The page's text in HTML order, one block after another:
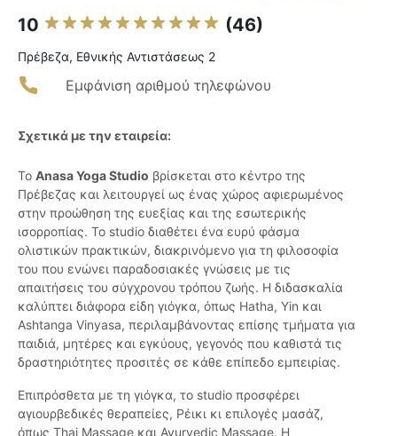
10 (46)
Πρέβεζα, Εθνικής Αντιστάσεως 2
Εμφάνιση αριθμού τηλεφώνου
Σχετικά με την εταιρεία:
Το Anasa Yoga Studio βρίσκεται στο κέντρο της
Πρέβεζας και λειτουργεί ως ένας χώρος αφιερωμένος
στην προώθηση της ευεξίας και της εσωτερικής
ισορροπίας. Το studio διαθέτει ένα ευρύ φάσμα
ολιστικών πρακτικών, διακρινόμενο για τη φιλοσοφία
του που ενώνει παραδοσιακές γνώσεις με τις
απαιτήσεις του σύγχρονου τρόπου ζωής. Η διδασκαλία
καλύπτει διάφορα είδη γιόγκα, όπως Hatha, Yin και
Ashtanga Vinyasa, περιλαμβάνοντας επίσης τμήματα για
παιδιά, μητέρες και εγκύους, γεγονός που καθιστά τις
δραστηριότητες προσιτές σε κάθε επίπεδο εμπειρίας.
Επιπρόσθετα με τη γιόγκα, το studio προσφέρει
αγιουρβεδικές θεραπείες, Ρέικι κι επιλογές μασάζ,
όπως Thai Massage και Ayurvedic Massage. Η